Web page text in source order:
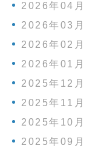
2026年04月
2026年03月
2026年02月
2026年01月
2025年12月
2025年11月
2025年10月
2025年09月